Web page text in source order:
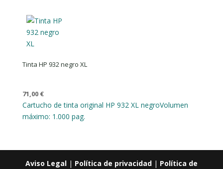
Tinta HP 932 negro XL
71,00 €
Cartucho de tinta original HP 932 XL negroVolumen
máximo: 1.000 pag.
Aviso Legal| Política de privacidad| Política de